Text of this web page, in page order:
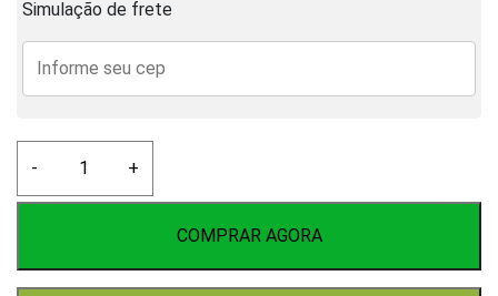
Simulação de frete
-
1/2
+
COMPRAR AGORA